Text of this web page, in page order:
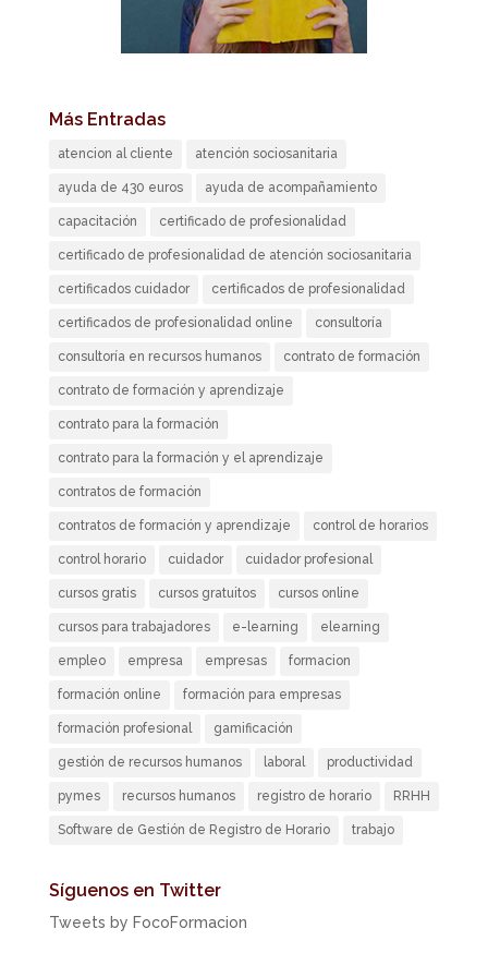
Más Entradas
atencion al cliente atención sociosanitaria
ayuda de 430 euros ayuda de acompañamiento
capacitación certificado de profesionalidad
certificado de profesionalidad de atención sociosanitaria
certificados cuidador certificados de profesionalidad
certificados de profesionalidad online consultoría
consultoría en recursos humanos contrato de formación
contrato de formación y aprendizaje
contrato para la formación
contrato para la formación y el aprendizaje
contratos de formación
contratos de formación y aprendizaje control de horarios
control horario cuidador cuidador profesional
cursos gratis cursos gratuitos cursos online
cursos para trabajadores e-learning elearning
empleo empresa empresas formacion
formación online formación para empresas
formación profesional gamificación
gestión de recursos humanos laboral productividad
pymes recursos humanos registro de horario RRHH
Software de Gestión de Registro de Horario trabajo
Síguenos en Twitter
Tweets by FocoFormacion